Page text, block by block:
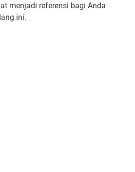
menjadi referensi bagi Anda
ini.